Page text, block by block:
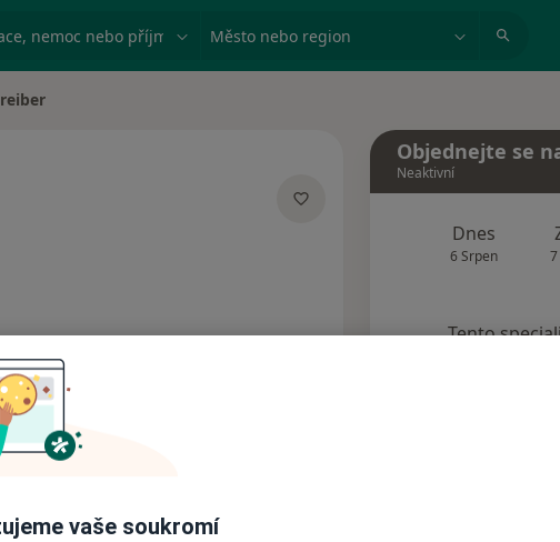
nemoc nebo příjmení Město nebo region
Objednejte se
Neaktivní
Dnes
6 Srpen
Tento
vaše soukromí